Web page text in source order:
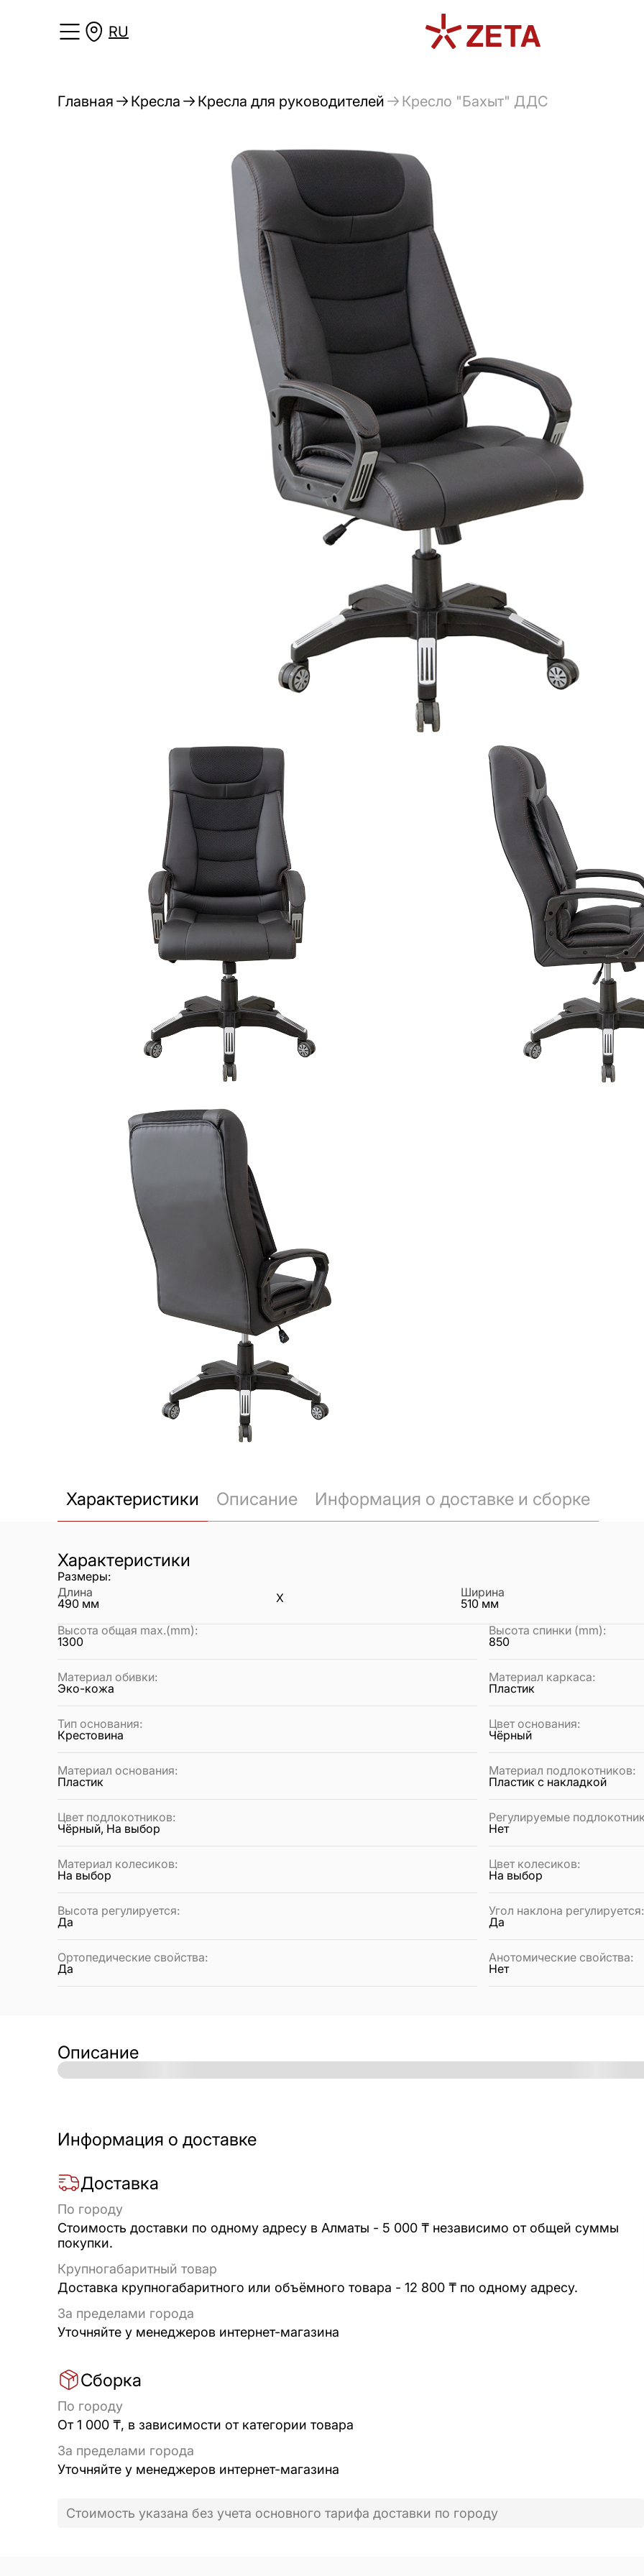
RU
Главная Кресла Кресла для руководителей Кресло "Бахыт" ДДС
Характеристики Описание Информация о доставке и сборке
Характеристики
Размеры:
Длина
490 мм X
Ширина
510 мм
Высота общая max.(mm):
1300
Высота спинки (mm):
850
Материал обивки:
Эко-кожа
Материал каркаса:
Пластик
Тип основания:
Крестовина
Цвет основания:
Чёрный
Материал основания:
Пластик
Материал подлокотников:
Пластик с накладкой
Цвет подлокотников:
Чёрный, На выбор
Регулируемые
Нет
Материал колесиков:
На выбор
Цвет колесиков:
На выбор
Высота регулируется:
Да
Угол наклона регулируется:
Да
Ортопедические свойства:
Да
Анотомические свойства:
Нет
Описание
Информация о доставке
Доставка
По городу
Стоимость доставки по одному адресу в Алматы - 5 000 ₸ независимо от общей суммы
покупки.
Крупногабаритный товар
Доставка крупногабаритного или объёмного товара - 12 800 ₸ по одному адресу.
За пределами города
Уточняйте у менеджеров интернет-магазина
Сборка
По городу
От 1 000 ₸, в зависимости от категории товара
За пределами города
Уточняйте у менеджеров интернет-магазина
Стоимость указана без учета основного тарифа доставки по городу